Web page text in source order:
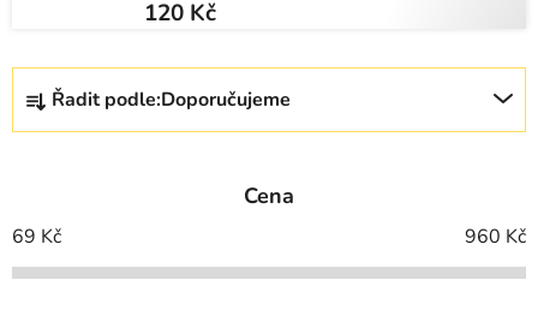
120 Kč
Ř
z
í
p
Řadit podle:Doporučujeme
Cena
69 Kč 960 Kč